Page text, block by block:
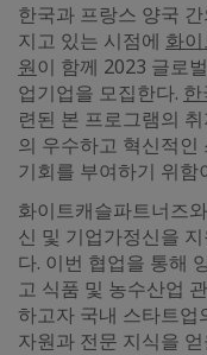
한국과 프랑스 양국
지고 있는 시점에 화
원이 함께 2023 글로
업기업을 모집한다.
련된 본 프로그램의
의 우수하고 혁신적인
기회를 부여하기 위함
화이트캐슬파트너즈
신 및 기업가정신을
다. 이번 협업을 통해
고 식품 및 농수산업
하고자 국내 스타트업
자원과 전문 지식을